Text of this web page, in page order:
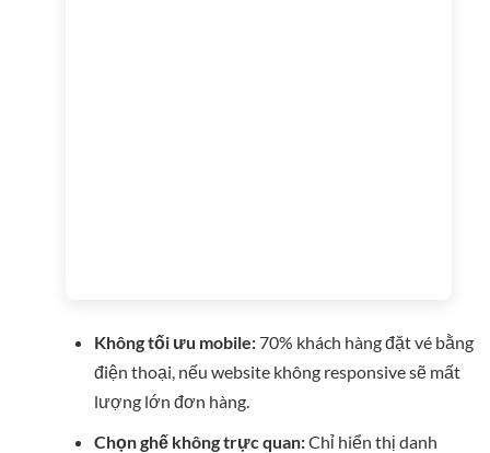
Không tối ưu mobile:70% khách hàng đặt vé bằng
điện thoại, nếu website không responsive sẽ mất
lượng lớn đơn hàng.
Chọn ghế không trực quan:Chỉ hiển thị danh